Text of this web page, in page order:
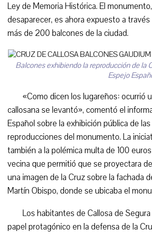
Ley de Memoria Histórica. El
desaparecer, es ahora expuesto a
más de 200 balcones de la ciudad.
Balcones exhibiendo la reproducción de la
Espejo
«Como dicen los lugareños: ocurrió
callosana se levantó», comentó el
Español sobre la exhibición pública de
reproducciones del monumento. La
también a la polémica multa de 100
vecina que permitió que se proyectara
una imagen de la Cruz sobre la fachada
Martín Obispo, donde se ubicaba el
Los habitantes de Callosa de
papel protagónico en la defensa de la